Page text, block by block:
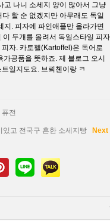
고 나니 소세지 양이 많아서 그냥
할 순 없겠지만 아무래도 독일
지. 피자에 파인애플만 올라가면
두개를 올려서 독일스타일 피자
자. 카토펠(Kartoffel)은 독어로
공품을 뜻하죠. 제 블로그 오시
일지도요. 브뢰쳰이랑 ㅋ
전
있고 전국구 흔한 소세지빵 Next